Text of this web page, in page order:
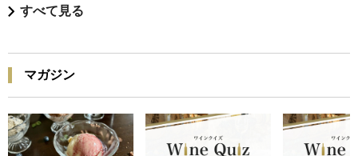
すべて見る
マガジン